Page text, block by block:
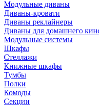
Модульные диваны
Диваны-кровати
Диваны реклайнеры
Диваны для домашнего
Модульные системы
Шкафы
Стеллажи
Книжные шкафы
Тумбы
Полки
Комоды
Секции